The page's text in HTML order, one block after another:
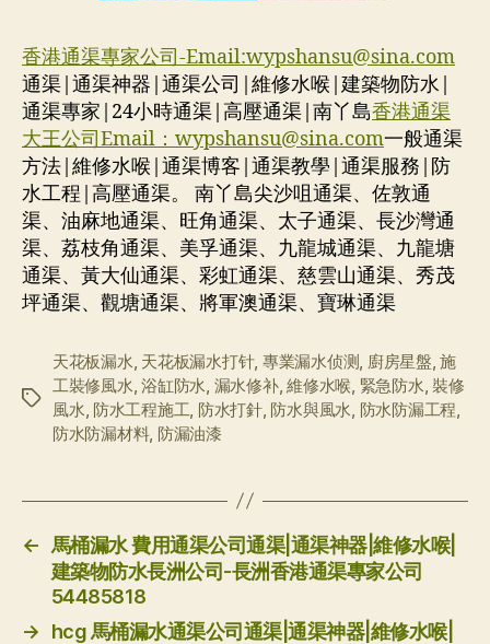
香港通渠專家公司-Email:wypshansu@sina.com
通渠|通渠神器|通渠公司|維修水喉|建築物防水|
通渠專家|24小時通渠|高壓通渠|南丫島香港通渠
大王公司Email： wypshansu@sina.com一般通渠
方法|維修水喉|通渠博客|通渠教學|通渠服務|防
水工程|高壓通渠。 南丫島尖沙咀通渠、佐敦通
渠、油麻地通渠、旺角通渠、太子通渠、長沙灣通
渠、荔枝角通渠、美孚通渠、九龍城通渠、九龍塘
通渠、黃大仙通渠、彩虹通渠、慈雲山通渠、秀茂
坪通渠、觀塘通渠、將軍澳通渠、寶琳通渠
标
天花板漏水 天花板漏水打针, 專業漏水侦测 廚房星盤 ,施
工裝修風水 ,浴缸防水 漏水修补,維修水喉 緊急防水 ,裝修
風水 防水工程施工 防水打針, 防水與風水 防水防漏工程
防水防漏材料, 防漏油漆
← 馬桶漏水 費用通渠公司通渠|通渠神器|維修水喉|
建築物防水長洲公司-長洲香港通渠專家公司
54485818
→
hcg 馬桶漏水通渠公司通渠|通渠神器|維修水喉|